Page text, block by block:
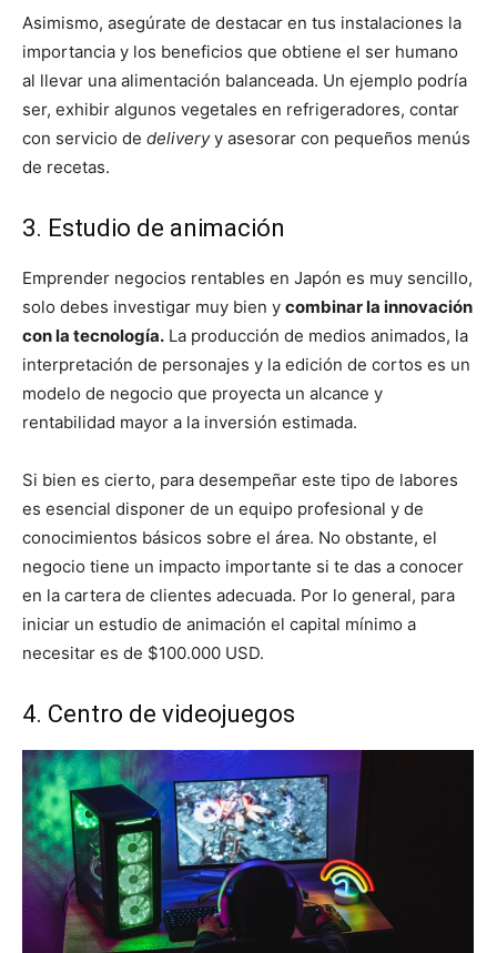
Asimismo, asegúrate de destacar en tus instalaciones la
importancia y los beneficios que obtiene el ser humano
al llevar una alimentación balanceada. Un ejemplo podría
ser, exhibir algunos vegetales en refrigeradores, contar
con servicio de deliveryy asesorar con pequeños menús
de recetas.
3. Estudio de animación
Emprender negocios rentables en Japón es muy sencillo,
solo debes investigar muy bien y combinar la innovación
con la tecnología. La producción de medios animados, la
interpretación de personajes y la edición de cortos es un
modelo de negocio que proyecta un alcance y
rentabilidad mayor a la inversión estimada.
Si bien es cierto, para desempeñar este tipo de labores
es esencial disponer de un equipo profesional y de
conocimientos básicos sobre el área. No obstante, el
negocio tiene un impacto importante si te das a conocer
en la cartera de clientes adecuada. Por lo general, para
iniciar un estudio de animación el capital mínimo a
necesitar es de $100.000 USD.
4. Centro de videojuegos